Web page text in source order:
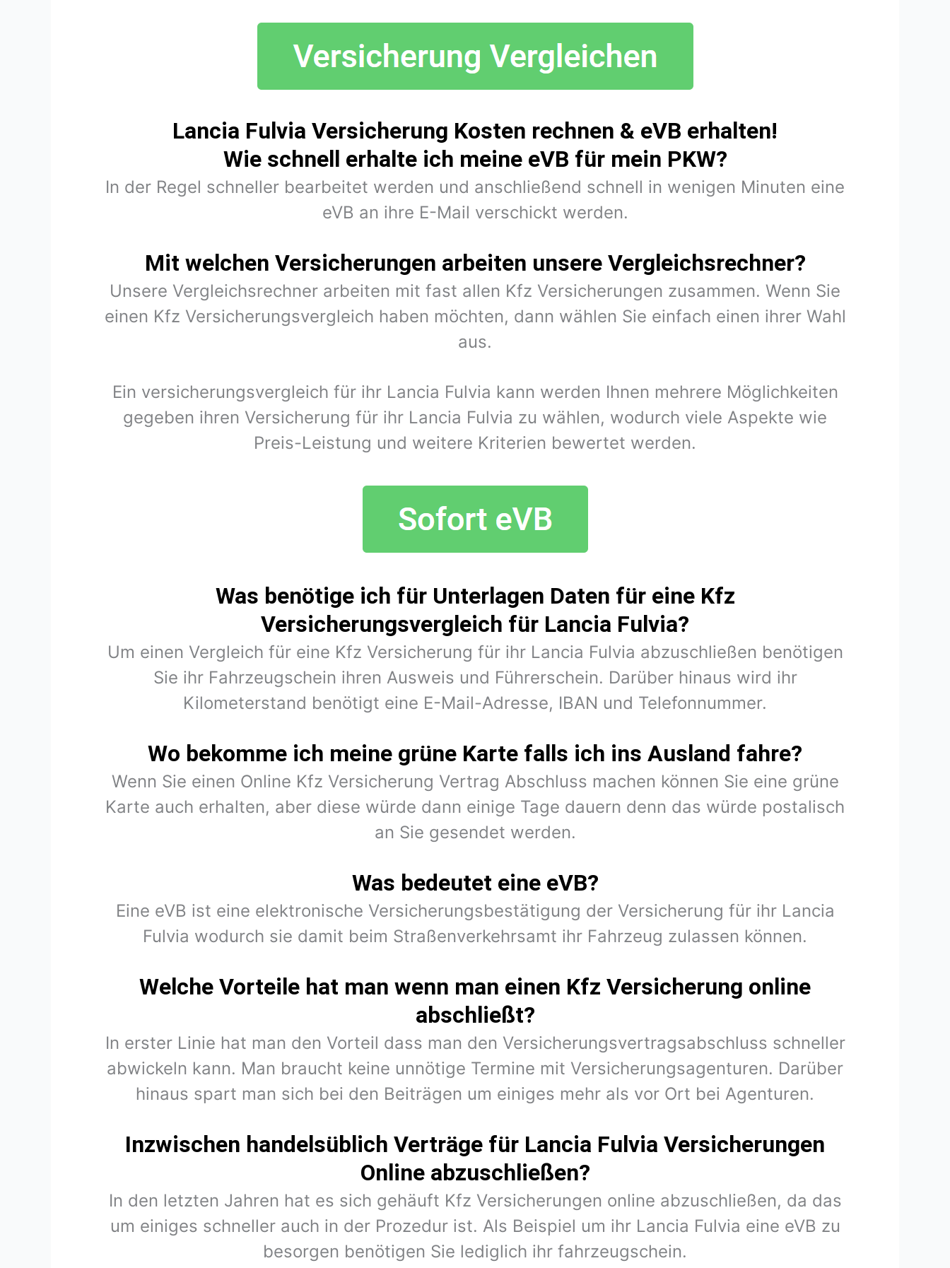
Lancia Fulvia Versicherung Kosten rechnen & eVB erhalten!
Wie schnell erhalte ich meine eVB für mein PKW?
In der Regel schneller bearbeitet werden und anschließend schnell in wenigen Minuten eine
eVB an ihre E-Mail verschickt werden.
Mit welchen Versicherungen arbeiten unsere Vergleichsrechner?
Unsere Vergleichsrechner arbeiten mit fast allen Kfz Versicherungen zusammen. Wenn Sie
einen Kfz Versicherungsvergleich haben möchten, dann wählen Sie einfach einen ihrer Wahl
aus.
Ein versicherungsvergleich für ihr Lancia Fulvia kann werden Ihnen mehrere Möglichkeiten
gegeben ihren Versicherung für ihr Lancia Fulvia zu wählen, wodurch viele Aspekte wie
Preis-Leistung und weitere Kriterien bewertet werden.
Was benötige ich für Unterlagen Daten für eine Kfz
Versicherungsvergleich für Lancia Fulvia?
Um einen Vergleich für eine Kfz Versicherung für ihr Lancia Fulvia abzuschließen benötigen
Sie ihr Fahrzeugschein ihren Ausweis und Führerschein. Darüber hinaus wird ihr
Kilometerstand benötigt eine E-Mail-Adresse, IBAN und Telefonnummer.
Wo bekomme ich meine grüne Karte falls ich ins Ausland fahre?
Wenn Sie einen Online Kfz Versicherung Vertrag Abschluss machen können Sie eine grüne
Karte auch erhalten, aber diese würde dann einige Tage dauern denn das würde postalisch
an Sie gesendet werden.
Was bedeutet eine eVB?
Eine eVB ist eine elektronische Versicherungsbestätigung der Versicherung für ihr Lancia
Fulvia wodurch sie damit beim Straßenverkehrsamt ihr Fahrzeug zulassen können.
Welche Vorteile hat man wenn man einen Kfz Versicherung online
abschließt?
In erster Linie hat man den Vorteil dass man den Versicherungsvertragsabschluss schneller
abwickeln kann. Man braucht keine unnötige Termine mit Versicherungsagenturen. Darüber
hinaus spart man sich bei den Beiträgen um einiges mehr als vor Ort bei Agenturen.
Inzwischen handelsüblich Verträge für Lancia Fulvia Versicherungen
Online abzuschließen?
In den letzten Jahren hat es sich gehäuft Kfz Versicherungen online abzuschließen, da das
um einiges schneller auch in der Prozedur ist. Als Beispiel um ihr Lancia Fulvia eine eVB zu
besorgen benötigen Sie lediglich ihr fahrzeugschein.